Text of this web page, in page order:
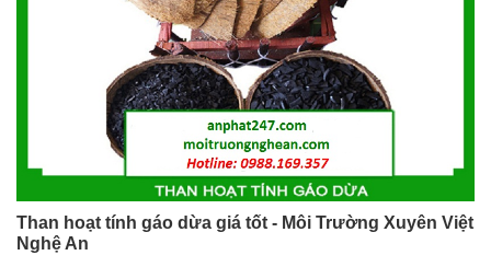
Than hoạt tính gáo dừa giá tốt - Môi Trường Xuyên Việt
Nghệ An